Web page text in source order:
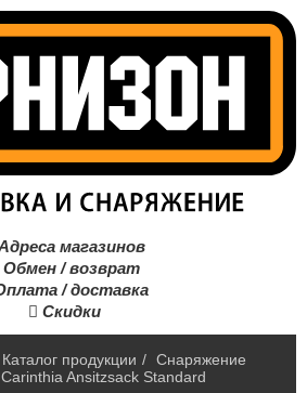
магазинов
Обмен / возврат
/ доставка
 Скидки
Каталог продукции / Снаряжение
Ansitzsack Standard